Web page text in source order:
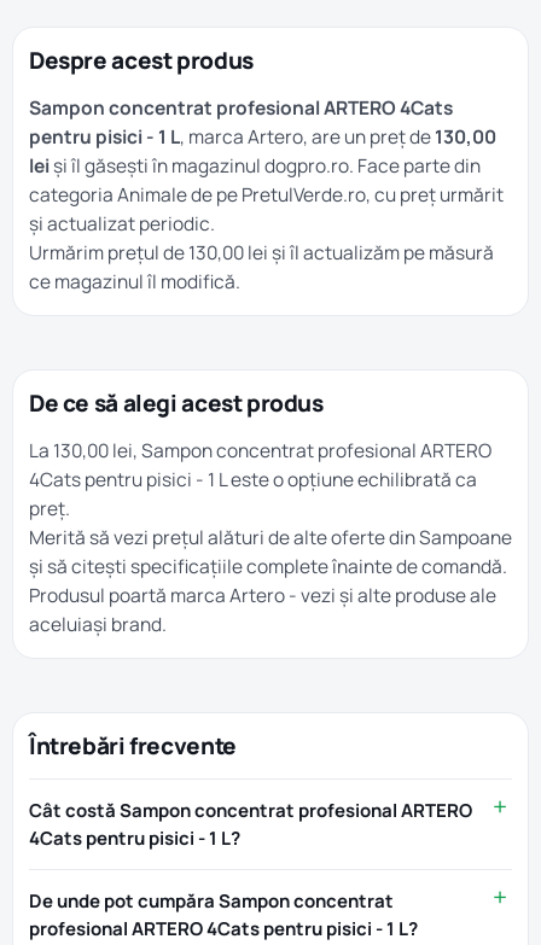
Despre acest produs
Sampon concentrat profesional ARTERO 4Cats
pentru pisici - 1 L, marca Artero, are un preț de130,00
lei și îl găsești în magazinul dogpro.ro. Face parte din
categoriaAnimalede pe PretulVerde.ro, cu preț urmărit
și actualizat periodic.
Urmărim prețul de 130,00 lei și îl actualizăm pe măsură
ce magazinul îl modifică.
De ce să alegi acest produs
La 130,00 lei, Sampon concentrat profesional ARTERO
4Cats pentru pisici - 1 L este o opțiune echilibrată ca
preț.
Merită să vezi prețul alături de alte oferte dinSampoane
și să citești specificațiile complete înainte de comandă.
Produsul poartă marcaArtero- vezi și alte produse ale
aceluiași brand.
Întrebări frecvente
Cât costă Sampon concentrat profesional ARTERO
4Cats pentru pisici - 1 L?
De unde pot cumpăra Sampon concentrat
profesional ARTERO 4Cats pentru pisici - 1 L?